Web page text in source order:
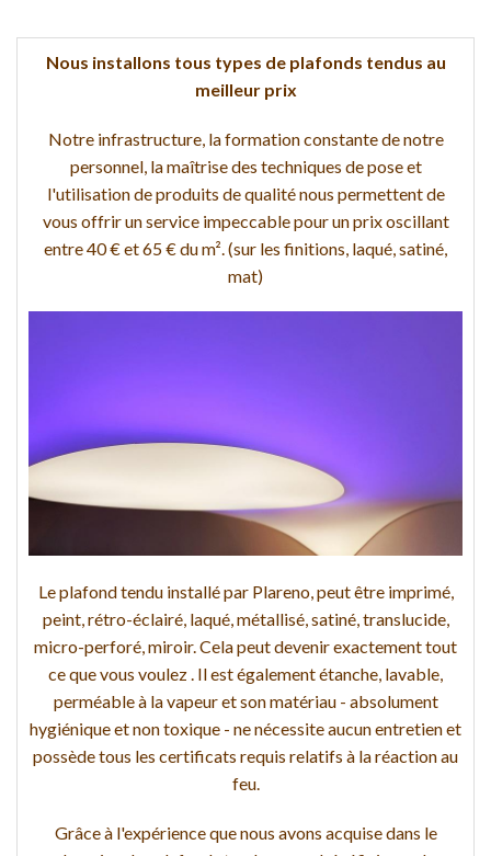
Nous installons tous types de plafonds tendus au
meilleur prix
Notre infrastructure, la formation constante de notre
personnel, la maîtrise des techniques de pose et
l'utilisation de produits de qualité nous permettent de
vous offrir un service impeccable pour un prix oscillant
entre 40 € et 65 € du m². (sur les finitions, laqué, satiné,
mat)
Le plafond tendu installé par Plareno, peut être imprimé,
peint, rétro-éclairé, laqué, métallisé, satiné, translucide,
micro-perforé, miroir. Cela peut devenir exactement tout
ce que vous voulez . Il est également étanche, lavable,
perméable à la vapeur et son matériau - absolument
hygiénique et non toxique - ne nécessite aucun entretien et
possède tous les certificats requis relatifs à la réaction au
feu.
Grâce à l'expérience que nous avons acquise dans le